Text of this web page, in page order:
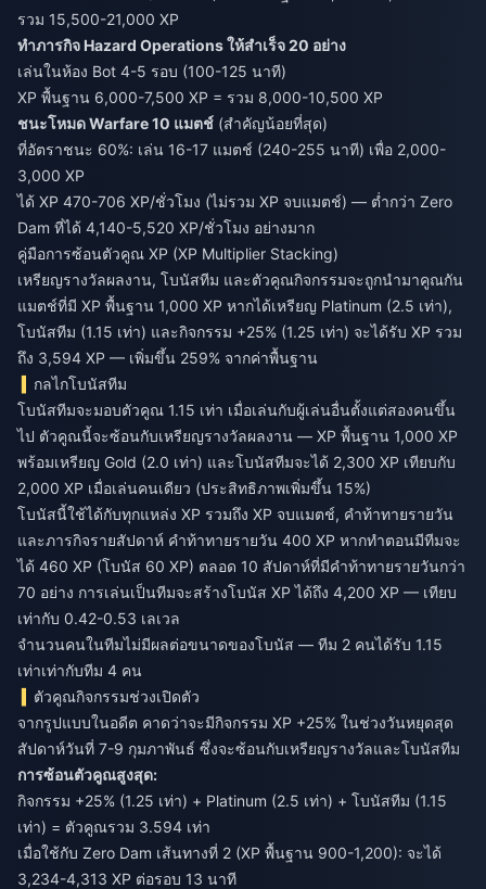
รวม 15,500-21,000 XP
ทำภารกิจ Hazard Operations ให้สำเร็จ 20 อย่าง
เล่นในห้อง Bot 4-5 รอบ (100-125 นาที)
XP พื้นฐาน 6,000-7,500 XP = รวม 8,000-10,500 XP
ชนะโหมด Warfare 10 แมตช์ (สำคัญน้อยที่สุด)
ที่อัตราชนะ 60%: เล่น 16-17 แมตช์ (240-255 นาที) เพื่อ 2,000-
3,000 XP
ได้ XP 470-706 XP/ชั่วโมง (ไม่รวม XP จบแมตช์) — ต่ำกว่า Zero
Dam ที่ได้ 4,140-5,520 XP/ชั่วโมง อย่างมาก
คู่มือการซ้อนตัวคูณ XP (XP Multiplier Stacking)
เหรียญรางวัลผลงาน, โบนัสทีม และตัวคูณกิจกรรมจะถูกนำมาคูณกัน
แมตช์ที่มี XP พื้นฐาน 1,000 XP หากได้เหรียญ Platinum (2.5 เท่า),
โบนัสทีม (1.15 เท่า) และกิจกรรม +25% (1.25 เท่า) จะได้รับ XP รวม
ถึง 3,594 XP — เพิ่มขึ้น 259% จากค่าพื้นฐาน
กลไกโบนัสทีม
โบนัสทีมจะมอบตัวคูณ 1.15 เท่า เมื่อเล่นกับผู้เล่นอื่นตั้งแต่สองคนขึ้น
ไป ตัวคูณนี้จะซ้อนกับเหรียญรางวัลผลงาน — XP พื้นฐาน 1,000 XP
พร้อมเหรียญ Gold (2.0 เท่า) และโบนัสทีมจะได้ 2,300 XP เทียบกับ
2,000 XP เมื่อเล่นคนเดียว (ประสิทธิภาพเพิ่มขึ้น 15%)
โบนัสนี้ใช้ได้กับทุกแหล่ง XP รวมถึง XP จบแมตช์, คำท้าทายรายวัน
และภารกิจรายสัปดาห์ คำท้าทายรายวัน 400 XP หากทำตอนมีทีมจะ
ได้ 460 XP (โบนัส 60 XP) ตลอด 10 สัปดาห์ที่มีคำท้าทายรายวันกว่า
70 อย่าง การเล่นเป็นทีมจะสร้างโบนัส XP ได้ถึง 4,200 XP — เทียบ
เท่ากับ 0.42-0.53 เลเวล
จำนวนคนในทีมไม่มีผลต่อขนาดของโบนัส — ทีม 2 คนได้รับ 1.15
เท่าเท่ากับทีม 4 คน
ตัวคูณกิจกรรมช่วงเปิดตัว
จากรูปแบบในอดีต คาดว่าจะมีกิจกรรม XP +25% ในช่วงวันหยุดสุด
สัปดาห์วันที่ 7-9 กุมภาพันธ์ ซึ่งจะซ้อนกับเหรียญรางวัลและโบนัสทีม
การซ้อนตัวคูณสูงสุด:
กิจกรรม +25% (1.25 เท่า) + Platinum (2.5 เท่า) + โบนัสทีม (1.15
เท่า) = ตัวคูณรวม 3.594 เท่า
เมื่อใช้กับ Zero Dam เส้นทางที่ 2 (XP พื้นฐาน 900-1,200): จะได้
3,234-4,313 XP ต่อรอบ 13 นาที